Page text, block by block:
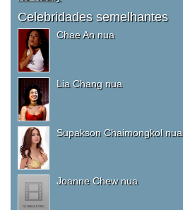
Celebridades semelhantes
Chae An nua
Lia Chang nua
Supakson Chaimongkol nua
Joanne Chew nua